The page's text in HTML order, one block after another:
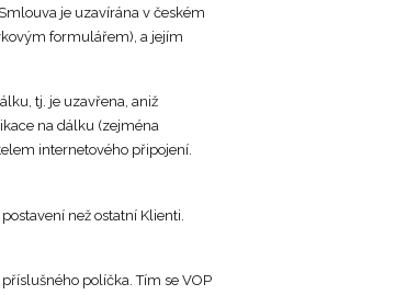
je uzavírána v českém
formulářem), a jejím
tj. je uzavřena, aniž
na dálku (zejména
internetového připojení.
než ostatní Klienti.
políčka. Tím se VOP